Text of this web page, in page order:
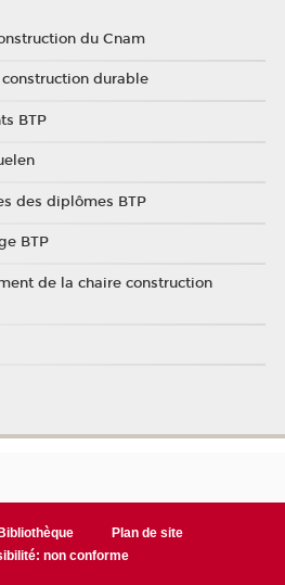
du Cnam
durable
BTP
des diplômes BTP
BTP
de la chaire construction
Plan de site
non conforme